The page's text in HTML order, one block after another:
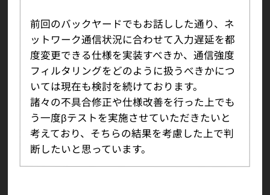
前回のバックヤードでもお話しした通り、ネ
ットワーク通信状況に合わせて入力遅延を都
度変更できる仕様を実装すべきか、通信強度
フィルタリングをどのように扱うべきかにつ
いては現在も検討を続けております。
諸々の不具合修正や仕様改善を行った上でも
う一度βテストを実施させていただきたいと
考えており、そちらの結果を考慮した上で判
断したいと思っています。